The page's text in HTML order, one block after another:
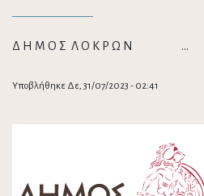
Δ Η Μ Ο Σ Λ Ο Κ Ρ Ω Ν …
Υποβλήθηκε Δε, 31/07/2023 - 02:41